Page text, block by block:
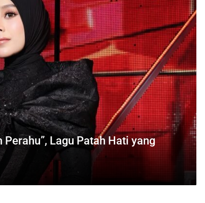
Lagu Patah Hati yang